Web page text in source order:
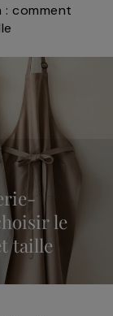
comment
le
taille